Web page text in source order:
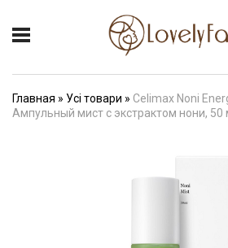
Главная » Усі товари » Celimax Noni
Ампульный мист с экстрактом нони, 50